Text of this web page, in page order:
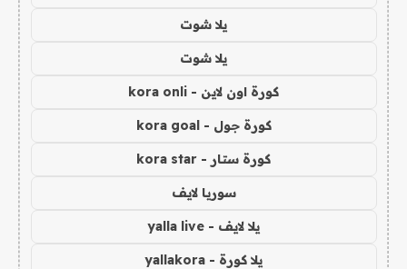
يلا شوت
يلا شوت
كورة اون لاين - kora onli
كورة جول - kora goal
كورة ستار - kora star
سوريا لايف
يلا لايف - yalla live
يلا كورة - yallakora